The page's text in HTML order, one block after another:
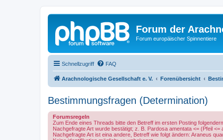
Forum der
Forum europäischer Spinnentiere
Schnellzugriff FAQ
Arachnologische Gesellschaft e. V. Forenübersicht
Bestimmungsfragen (Determination)
Forumsregeln
Zum Ende eines Threads bitte den Betreff im ersten Posting
Nachgefragte Art wurde bestätigt; z. B. Pardosa amentata <= (Pfeil <=
Nachgefragte Art ist eina andere, Betreff wie folgt ändern: Araneus